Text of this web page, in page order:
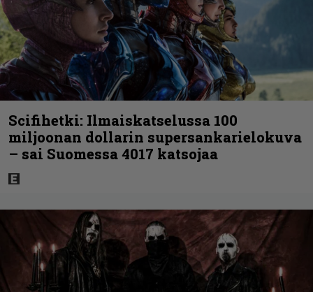
Scifihetki: Ilmaiskatselussa 100
miljoonan dollarin supersankarielokuva
– sai Suomessa 4017 katsojaa